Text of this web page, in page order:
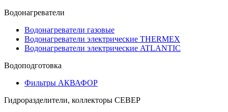
Водонагреватели
Водонагреватели газовые
Водонагреватели электрические THERMEX
Водонагреватели электрические ATLANTIC
Водоподготовка
Фильтры АКВАФОР
Гидроразделители, коллекторы СЕВЕР